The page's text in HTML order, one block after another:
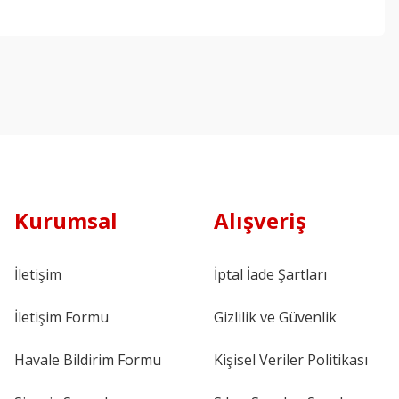
Kurumsal
İletişim
İletişim Formu
Havale Bildirim Formu
Alışveriş
İptal İade Şartları
Gizlilik ve Güvenlik
Kişisel Veriler Politikası